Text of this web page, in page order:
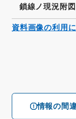
情報の間
鎖線ノ現況附
資料画像の利用